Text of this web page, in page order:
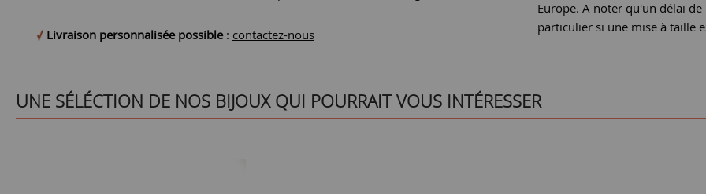
Europe. A noter qu'un délai
particulier si une mise à taille
Livraison personnalisée possible : contactez-nous
UNE SÉLÉCTION DE NOS BIJOUX QUI POURRAIT VOUS INTÉRESSER